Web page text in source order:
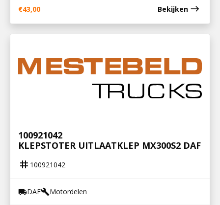
€43,00 Bekijken east
100921042
KLEPSTOTER UITLAATKLEP MX300S2 DAF
tag 100921042
local_shippingDAFbuildMotordelen